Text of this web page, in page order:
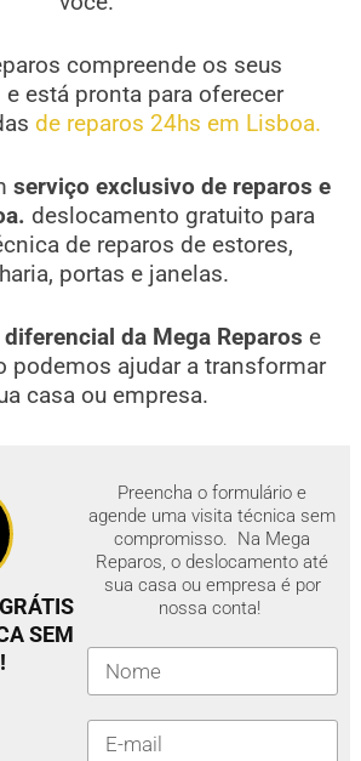
compreende os seus
está pronta para oferecer
de reparos 24hs em Lisboa.
serviço exclusivo de reparos e
deslocamento gratuito para
de reparos de estores,
portas e janelas.
diferencial da Mega Reparos e
podemos ajudar a transformar
casa ou empresa.
SEM
Preencha o formulário e
agende uma visita técnica sem
compromisso. Na Mega
Reparos, o deslocamento até
sua casa ou empresa é por
nossa conta!